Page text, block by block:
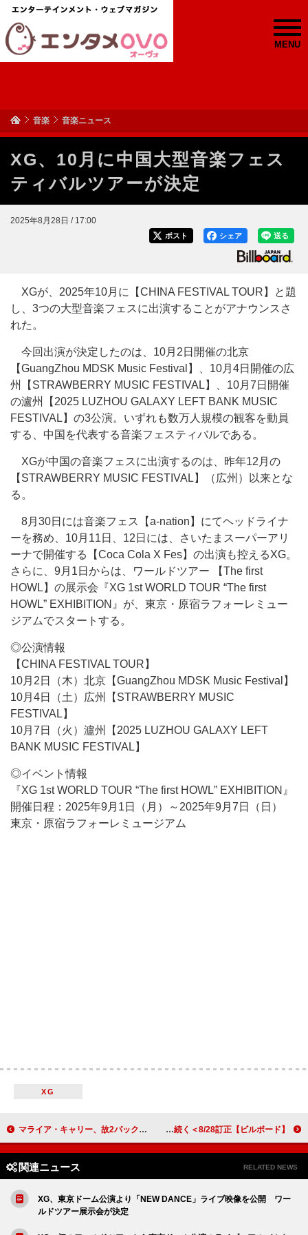
MENU
音楽 音楽ニュース
XG、10月に中国大型音楽フェス
ティバルツアーが決定
2025年8月28日 / 17:00
送る
シェア
ポスト
XGが、2025年10月に【CHINA FESTIVAL TOUR】と題
し、3つの大型音楽フェスに出演することがアナウンスさ
れた。
今回出演が決定したのは、10月2日開催の北京
【GuangZhou MDSK Music Festival】、10月4日開催の広
州【STRAWBERRY MUSIC FESTIVAL】、10月7日開催
の瀘州【2025 LUZHOU GALAXY LEFT BANK MUSIC
FESTIVAL】の3公演。いずれも数万人規模の観客を動員
する、中国を代表する音楽フェスティバルである。
XGが中国の音楽フェスに出演するのは、昨年12月の
【STRAWBERRY MUSIC FESTIVAL】（広州）以来とな
る。
8月30日には音楽フェス【a-nation】にてヘッドライナ
ーを務め、10月11日、12日には、さいたまスーパーアリ
ーナで開催する【Coca Cola X Fes】の出演も控えるXG。
さらに、9月1日からは、ワールドツアー 【The first
HOWL】の展示会『XG 1st WORLD TOUR “The first
HOWL” EXHIBITION』が、東京・原宿ラフォーレミュー
ジアムでスタートする。
◎公演情報
【CHINA FESTIVAL TOUR】
10月2日（木）北京【GuangZhou MDSK Music Festival】
10月4日（土）広州【STRAWBERRY MUSIC
FESTIVAL】
10月7日（火）瀘州【2025 LUZHOU GALAXY LEFT
BANK MUSIC FESTIVAL】
◎イベント情報
『XG 1st WORLD TOUR “The first HOWL” EXHIBITION』
開催日程：2025年9月1日（月）～2025年9月7日（日）
東京・原宿ラフォーレミュージアム
XG
マライア・キャリー、故2パックとの“ドキドキする”出会いを振り返りデートしてみたかったと語る 【ビルボード】亀梨和也『Kame Best』DLアルバム首位デビュー、Stray Kids／Perfumeが続く＜8/28訂正＞
関連ニュース RELATED NEWS
XG、東京ドーム公演より「NEW DANCE」ライブ映像を公開 ワー
ルドツアー展示会が決定